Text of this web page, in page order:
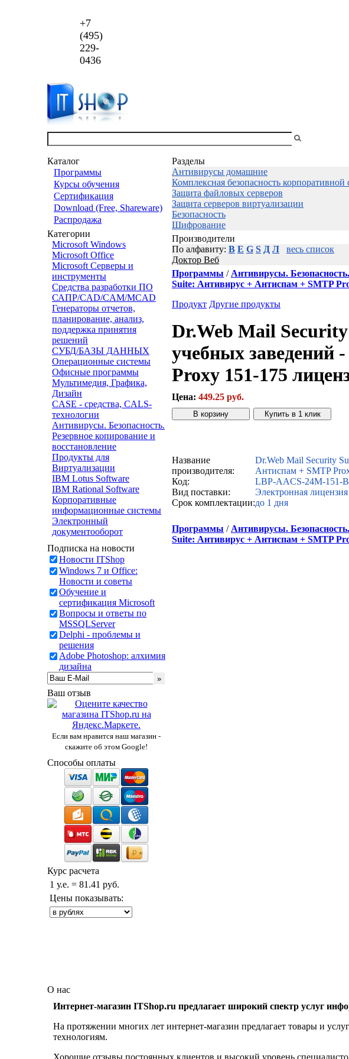
+7
(495)
229-
0436
Каталог
Программы
Курсы обучения
Сертификация
Download (Free, Shareware)
Распродажа
Категории
Microsoft Windows
Microsoft Office
Microsoft Серверы и
инструменты
Средства разработки ПО
САПР/CAD/CAM/MCAD
Генераторы отчетов,
планирование, анализ,
поддержка принятия
решений
СУБД/БАЗЫ ДАННЫХ
Операционные системы
Офисные программы
Мультимедия, Графика,
Дизайн
CASE - средства, CALS-
технологии
Антивирусы. Безопасность.
Резервное копирование и
восстановление
Продукты для
Виртуализации
IBM Lotus Software
IBM Rational Software
Корпоративные
информационные системы
Электронный
документооборот
Подписка на новости
Новости ITShop
Windows 7 и Office:
Новости и советы
Обучение и
сертификация Microsoft
Вопросы и ответы по
MSSQLServer
Delphi - проблемы и
решения
Adobe Photoshop: алхимия
дизайна
Ваш отзыв
Если вам нравится наш магазин -
скажите об этом Google!
Способы оплаты
Курс расчета
1 у.е. = 81.41 руб.
Цены показывать:
Разделы
Антивирусы домашние
Комплексная безопасность корпоративной
Защита файловых серверов
Защита серверов виртуализации
Безопасность
Шифрование
Производители
По алфавиту: B E G S Д Л
весь список
Доктор Веб
Программы / Антивирусы. Безопасность.
Suite: Антивирус + Антиспам + SMTP
Продукт Другие продукты
Dr.Web Mail
учебных заведений
Proxy 151-175
Цена: 449.25 руб.
Название
производителя:
Dr.Web Mail Security
Антиспам + SMTP
Код:
LBP-AACS-24M-151-
Вид поставки:
Электронная лицензия
Срок комплектации:до 1 дня
Программы / Антивирусы. Безопасность.
Suite: Антивирус + Антиспам + SMTP
О нас
Интернет-магазин ITShop.ru предлагает широкий спектр услуг
На протяжении многих лет интернет-магазин предлагает товары и
технологиям.
Хорошие отзывы постоянных клиентов и высокий уровень